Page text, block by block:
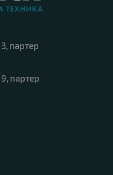
партер
партер